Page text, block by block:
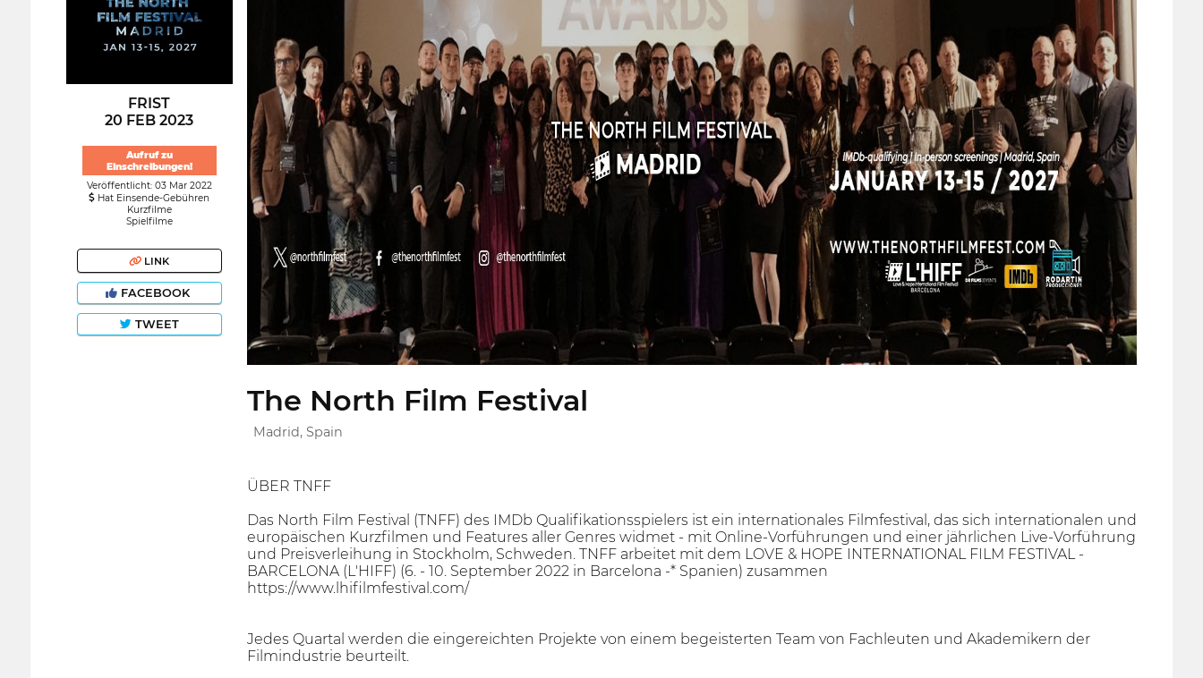
FRIST
20 FEB 2023
Aufruf zu
Einschreibungen!
Veröffentlicht: 03 Mar 2022
Hat Einsende-Gebühren
Kurzfilme
Spielfilme
LINK
FACEBOOK
TWEET
The North Film Festival
Madrid, Spain
ÜBER TNFF
Das North Film Festival (TNFF) des IMDb Qualifikationsspielers ist ein internationales Filmfestival, das sich internationalen und
europäischen Kurzfilmen und Features aller Genres widmet - mit Online-Vorführungen und einer jährlichen Live-Vorführung
und Preisverleihung in Stockholm, Schweden. TNFF arbeitet mit dem LOVE & HOPE INTERNATIONAL FILM FESTIVAL -
BARCELONA (L'HIFF) (6. - 10. September 2022 in Barcelona -* Spanien) zusammen
https://www.lhifilmfestival.com/
Jedes Quartal werden die eingereichten Projekte von einem begeisterten Team von Fachleuten und Akademikern der
Filmindustrie beurteilt.